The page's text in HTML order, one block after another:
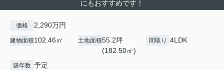
にもおすすめです！
価格 2,290万円
建物面積102.46㎡ 土地面積55.2坪
(182.50㎡)
間取り 4LDK
築年数 予定